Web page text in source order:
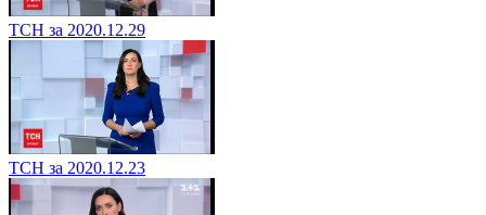
ТСН за 2020.12.29
ТСН за 2020.12.23